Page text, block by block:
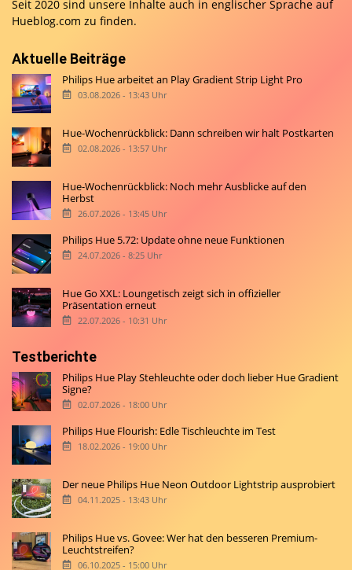
Seit 2020 sind unsere Inhalte auch in englischer Sprache auf
Hueblog.com zu finden.
Aktuelle Beiträge
Philips Hue arbeitet an Play Gradient Strip Light Pro
03.08.2026 - 13:43 Uhr
Hue-Wochenrückblick: Dann schreiben wir halt Postkarten
02.08.2026 - 13:57 Uhr
Hue-Wochenrückblick: Noch mehr Ausblicke auf den
Herbst
26.07.2026 - 13:45 Uhr
Philips Hue 5.72: Update ohne neue Funktionen
24.07.2026 - 8:25 Uhr
Hue Go XXL: Loungetisch zeigt sich in offizieller
Präsentation erneut
22.07.2026 - 10:31 Uhr
Testberichte
Philips Hue Play Stehleuchte oder doch lieber Hue Gradient
Signe?
02.07.2026 - 18:00 Uhr
Philips Hue Flourish: Edle Tischleuchte im Test
18.02.2026 - 19:00 Uhr
Der neue Philips Hue Neon Outdoor Lightstrip ausprobiert
04.11.2025 - 13:43 Uhr
Philips Hue vs. Govee: Wer hat den besseren Premium-
Leuchtstreifen?
06.10.2025 - 15:00 Uhr